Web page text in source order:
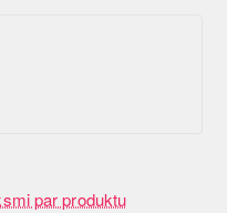
par produktu